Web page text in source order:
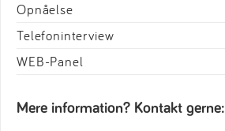
Opnåelse
Telefoninterview
WEB-Panel
Mere information? Kontakt gerne: